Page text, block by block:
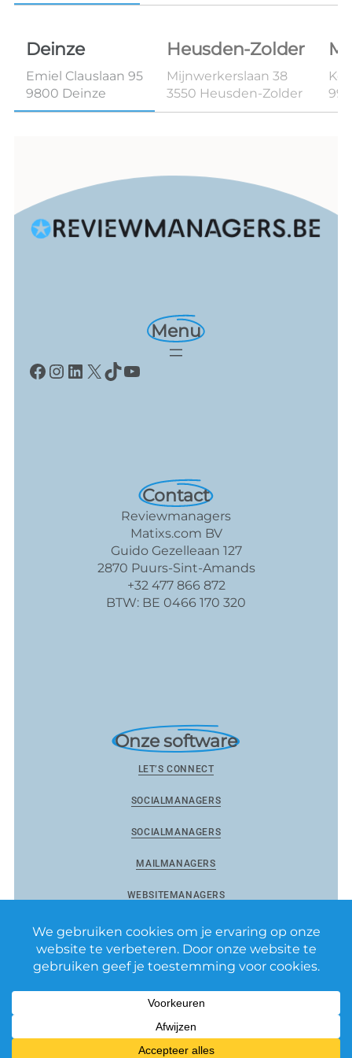
Deinze
Emiel Clauslaan 95
9800 Deinze
Heusden-Zolder
Mijnwerkerslaan 38
3550 Heusden-Zolder
Menu
Facebook
Instagram
LinkedIn
X TikTok
YouTube
Contact
Reviewmanagers
Matixs.com BV
Guido Gezelleaan 127
2870 Puurs-Sint-Amands
+32 477 866 872
BTW: BE 0466 170 320
Onze software
LET’S CONNECT
SOCIALMANAGERS
SOCIALMANAGERS
MAILMANAGERS
WEBSITEMANAGERS
Reviewmanagers by Matixs.com BV